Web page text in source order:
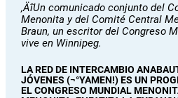
‚ÄîUn comunicado conjunto del
Menonita y del Comité Central
Braun, un escritor del Congreso
vive en Winnipeg.
LA RED DE INTERCAMBIO
JÓVENES (¬°YAMEN!) ES UN
EL CONGRESO MUNDIAL